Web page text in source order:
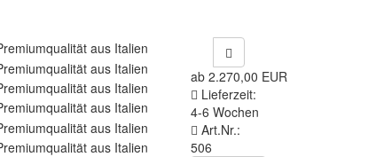
ab 2.270,00 EUR
Lieferzeit:
4-6 Wochen
Art.Nr.:
506